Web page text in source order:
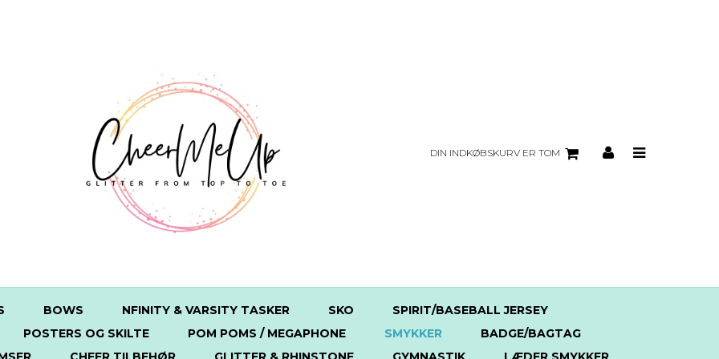
DIN INDKØBSKURV ER TOM
BOWS NFINITY & VARSITY TASKER SKO
SPIRIT/BASEBALL JERSEY
POSTERS OG SKILTE POM POMS / MEGAPHONE SMYKKER
BADGE/BAGTAG